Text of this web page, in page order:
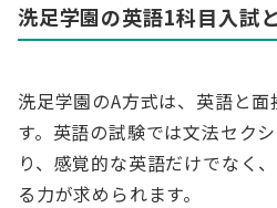
洗足学園の英語1科目入試
洗足学園のA方式は、英語と
す。英語の試験では文法セク
り、感覚的な英語だけでなく
る力が求められます。